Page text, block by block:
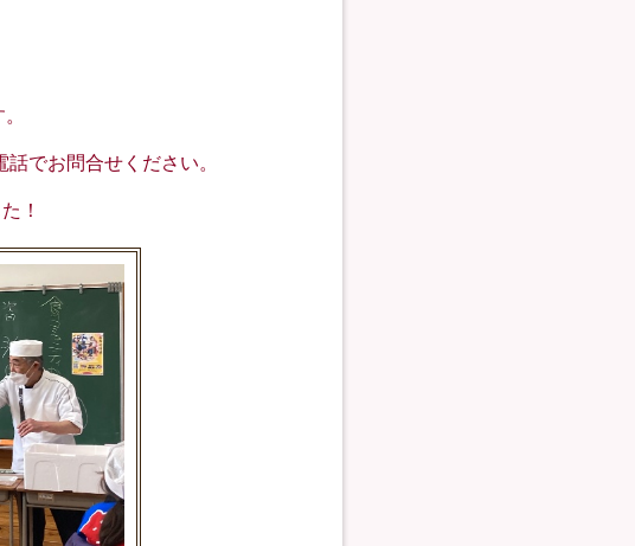
でお問合せください。
！